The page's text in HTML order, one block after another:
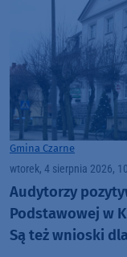
Gmina Czarne
wtorek, 4 sierpnia 2026,
Audytorzy
Podstawowej w
Są też wnioski